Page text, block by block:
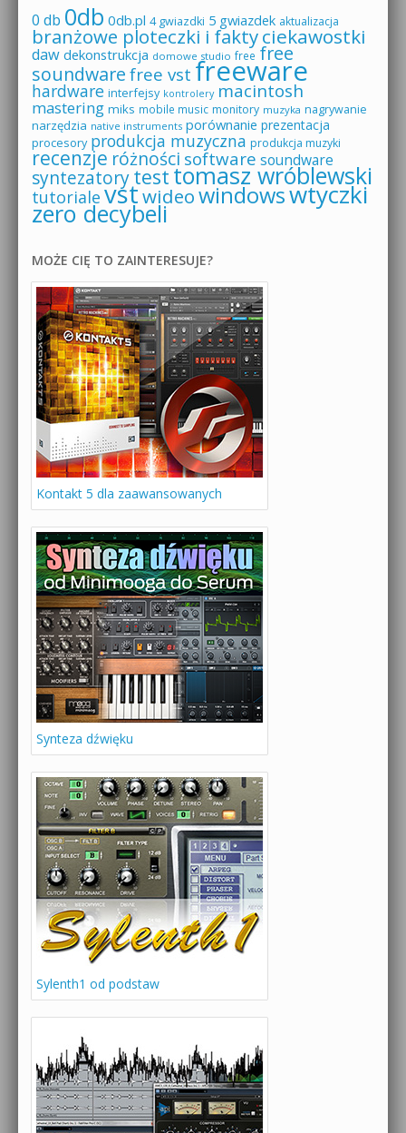
0 db 0db 0db.pl 4 gwiazdki 5 gwiazdek aktualizacja
branżowe ploteczki i faktyciekawostki
daw dekonstrukcja domowe studio free free
soundware free vst freeware
hardware interfejsy kontrolery macintosh
mastering miks mobile music monitory muzyka nagrywanie
narzędzia native instruments porównanie prezentacja
procesory produkcja muzyczna produkcja muzyki
recenzje różności software soundware
syntezatorytesttomasz wróblewski
tutoriale vstwideowindowswtyczki
zero decybeli
MOŻE CIĘ TO ZAINTERESUJE?
Kontakt 5 dla zaawansowanych
Synteza dźwięku
Sylenth1 od podstaw